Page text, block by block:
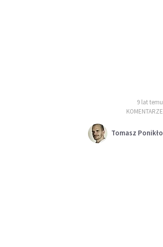
9 lat temu
KOMENTARZE
Tomasz Ponikło